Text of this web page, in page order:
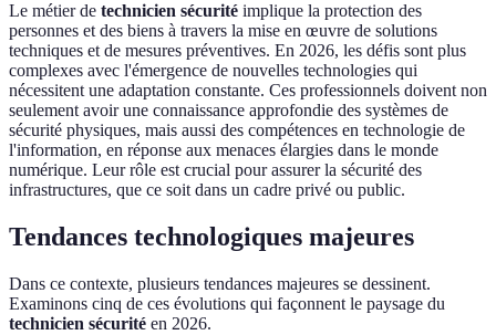
Le métier de technicien sécurité implique la protection des
personnes et des biens à travers la mise en œuvre de solutions
techniques et de mesures préventives. En 2026, les défis sont plus
complexes avec l'émergence de nouvelles technologies qui
nécessitent une adaptation constante. Ces professionnels doivent non
seulement avoir une connaissance approfondie des systèmes de
sécurité physiques, mais aussi des compétences en technologie de
l'information, en réponse aux menaces élargies dans le monde
numérique. Leur rôle est crucial pour assurer la sécurité des
infrastructures, que ce soit dans un cadre privé ou public.
Tendances technologiques majeures
Dans ce contexte, plusieurs tendances majeures se dessinent.
Examinons cinq de ces évolutions qui façonnent le paysage du
technicien sécurité en 2026.